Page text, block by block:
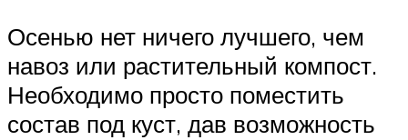
Осенью нет ничего лучшего, чем
навоз или растительный компост.
Необходимо просто поместить
состав под куст, дав возможность